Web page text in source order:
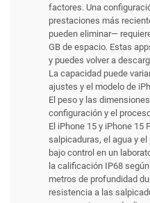
factores. Una
prestaciones más
pueden eliminar—
GB de espacio. Estas
y puedes volver a
La capacidad puede
ajustes y el modelo de
El peso y las
configuración y el
El iPhone 15 y iPhone
salpicaduras, el agua y
bajo control en un
la calificación IP68
metros de profundidad
resistencia a las